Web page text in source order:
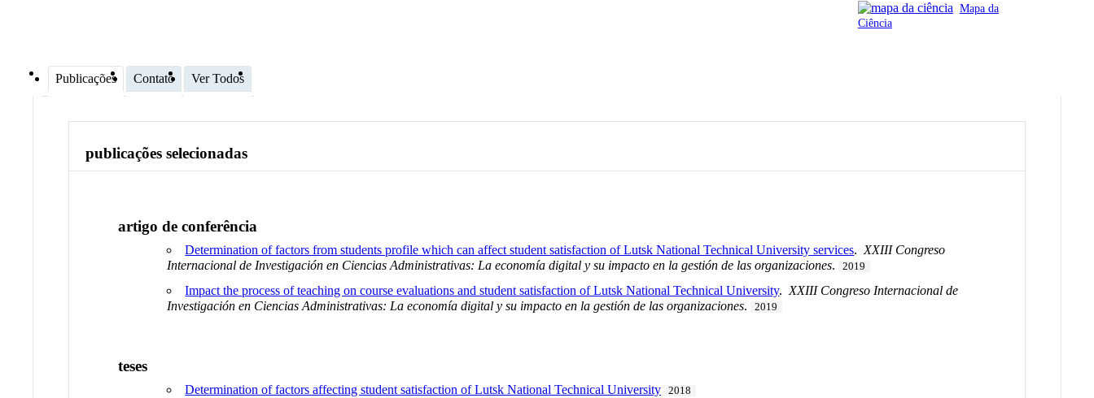
Mapa da
Ciência
Publicações Contato Ver Todos
publicações selecionadas
artigo de conferência
Determination of factors from students profile which can affect student satisfaction of Lutsk National Technical University services. XXIII Congreso
Internacional de Investigación en Ciencias Administrativas: La economía digital y su impacto en la gestión de las organizaciones. 2019
Impact the process of teaching on course evaluations and student satisfaction of Lutsk National Technical University. XXIII Congreso Internacional de
Investigación en Ciencias Administrativas: La economía digital y su impacto en la gestión de las organizaciones. 2019
teses
Determination of factors affecting student satisfaction of Lutsk National Technical University 2018